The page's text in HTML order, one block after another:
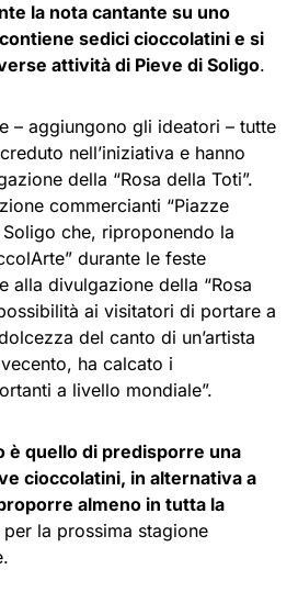
la nota cantante su uno
sedici cioccolatini e si
attività di Pieve di Soligo.
– aggiungono gli ideatori – tutte
nell’iniziativa e hanno
della “Rosa della Toti”.
commercianti “Piazze
che, riproponendo la
durante le feste
alla divulgazione della “Rosa
ai visitatori di portare a
del canto di un’artista
ha calcato i
a livello mondiale”.
è quello di predisporre una
cioccolatini, in alternativa a
almeno in tutta la
per la prossima stagione